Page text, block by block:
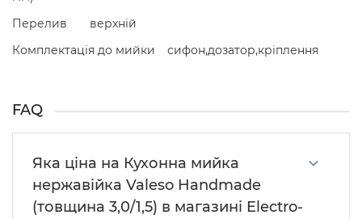
Перелив
верхній
Комплектація до мийки
сифон,дозатор,кріплення
FAQ
Яка ціна на Кухонна мийка
нержавійка Valeso Handmade
(товщина 3,0/1,5) в магазині Electro-